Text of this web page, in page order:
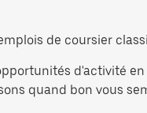
de coursier
d'activité
quand bon vous